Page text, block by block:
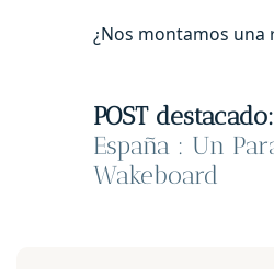
¿Nos montamos una
POST destacado:
España : Un
Wakeboard